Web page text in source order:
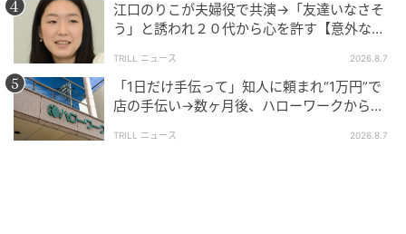
江口のりこが夫婦役で共演→「友達いなさそ
う」と誘われ２０代から心を許す【意外な親
TRILL ニュース 2026.8.7
「1日だけ手伝って」知人に頼まれ“1万円”で
店の手伝い→数ヶ月後、ハローワークから届
TRILL ニュース 2026.8.7